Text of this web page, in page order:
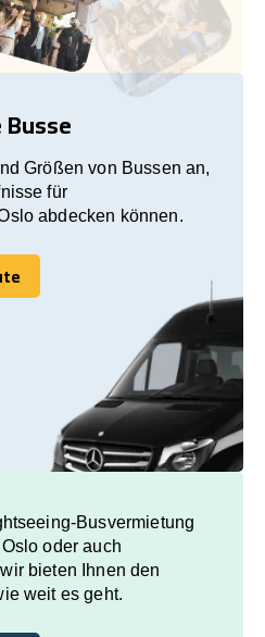
Größen von Bussen an,
für
abdecken können.
Busvermietung
oder auch
bieten Ihnen den
weit es geht.